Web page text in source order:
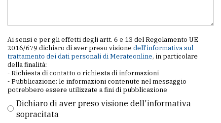
Ai sensi e per gli effetti degli artt. 6 e 13 del Regolamento UE
2016/679 dichiaro di aver preso visione dell'informativa sul
trattamento dei dati personali di Merateonline, in particolare
della finalità:
- Richiesta di contatto o richiesta di informazioni
- Pubblicazione: le informazioni contenute nel messaggio
potrebbero essere utilizzate a fini di pubblicazione
Dichiaro di aver preso visione dell'informativa
sopracitata